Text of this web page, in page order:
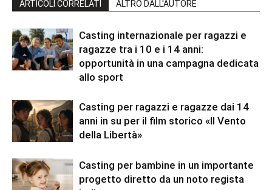
ARTICOLI CORRELATI ALTRO DALL'AUTORE
Casting internazionale per ragazzi e
ragazze tra i 10 e i 14 anni:
opportunità in una campagna dedicata
allo sport
Casting per ragazzi e ragazze dai 14
anni in su per il film storico «Il Vento
della Libertà»
Casting per bambine in un importante
progetto diretto da un noto regista